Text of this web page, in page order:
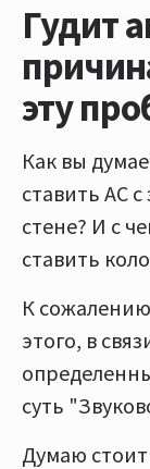
Гудит
эту
Как вы
ставить АС
стене? И с
ставить
К
этого, в
суть
Думаю стоит